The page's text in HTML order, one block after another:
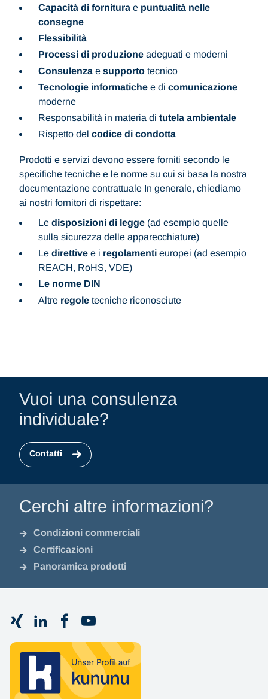
Capacità di fornitura e puntualità nelle
consegne
Flessibilità
Processi di produzione adeguati e moderni
Consulenza e supporto tecnico
Tecnologie informatiche e di comunicazione
moderne
Responsabilità in materia di tutela ambientale
Rispetto del codice di condotta
Prodotti e servizi devono essere forniti secondo le
specifiche tecniche e le norme su cui si basa la nostra
documentazione contrattuale In generale, chiediamo
ai nostri fornitori di rispettare:
Le disposizioni di legge (ad esempio quelle
sulla sicurezza delle apparecchiature)
Le direttive e i regolamenti europei (ad esempio
REACH, RoHS, VDE)
Le norme DIN
Altre regole tecniche riconosciute
Vuoi una consulenza
individuale?
Contatti
Cerchi altre informazioni?
Condizioni commerciali
Certificazioni
Panoramica prodotti